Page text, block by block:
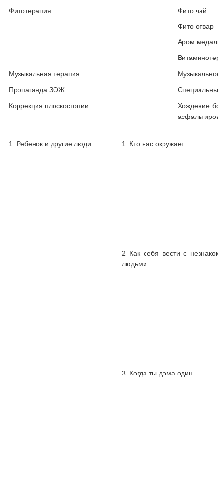
Фитотерапия
Фито чай
Фито отвар
Аром
Музыкальная терапия
Пропаганда ЗОЖ
Коррекция плоскостопии
Хождение
1. Ребенок и другие люди 1. Кто нас окружает
2 Как себя вести с
людьми
3. Когда ты дома один